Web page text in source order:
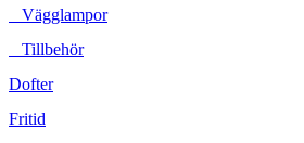
Vägglampor
Tillbehör
Dofter
Fritid